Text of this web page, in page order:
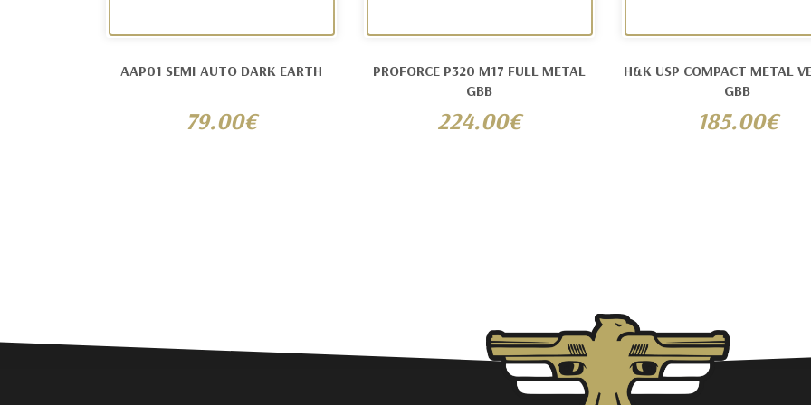
AAP01 SEMI AUTO DARK EARTH
79.00€
PROFORCE P320 M17 FULL METAL
GBB
224.00€
H&K USP COMPACT METAL
GBB
185.00€